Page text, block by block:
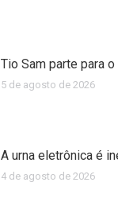
Tio Sam parte para
5 de agosto de 2026
A urna eletrônica é
4 de agosto de 2026